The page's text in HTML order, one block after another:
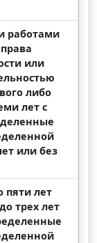
работами
или
либо
лет с
или без
пяти лет
трех лет